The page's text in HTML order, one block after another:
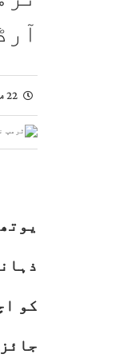
22 مئی, 2026
کو